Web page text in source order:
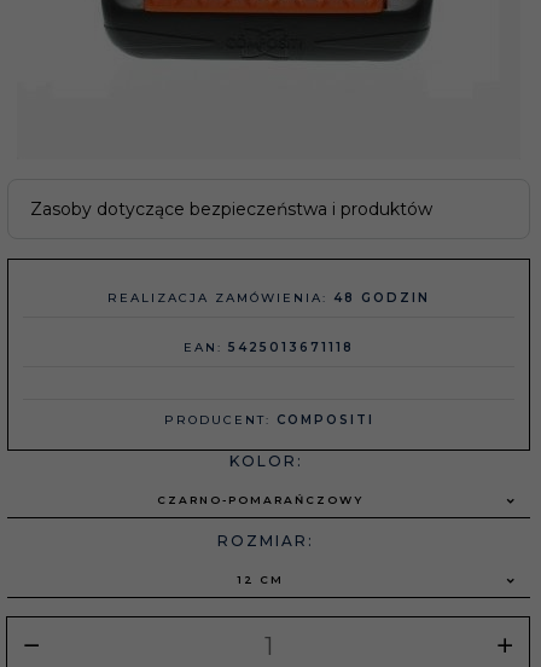
Zasoby dotyczące bezpieczeństwa i produktów
REALIZACJA ZAMÓWIENIA: 48 GODZIN
EAN: 5425013671118
PRODUCENT: COMPOSITI
KOLOR:
CZARNO-POMARAŃCZOWY
ROZMIAR:
12 CM